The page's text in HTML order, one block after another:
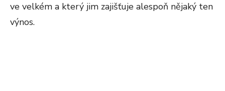
ve velkém a který jim zajišťuje alespoň nějaký ten
výnos.